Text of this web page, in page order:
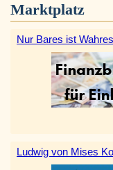
Marktplatz
Nur Bares ist Wahres
Ludwig von Mises